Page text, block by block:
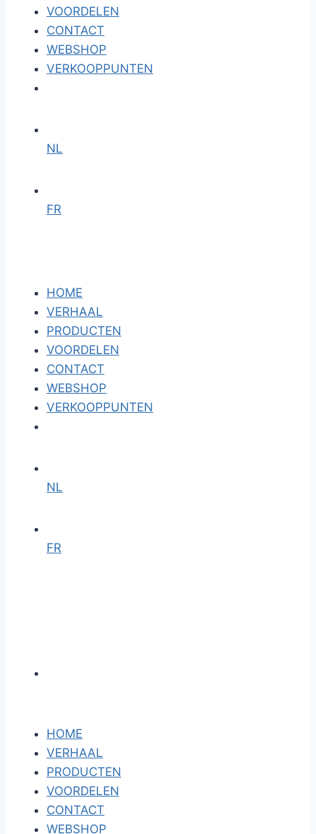
VOORDELEN
CONTACT
WEBSHOP
VERKOOPPUNTEN
NL
FR
HOME
VERHAAL
PRODUCTEN
VOORDELEN
CONTACT
WEBSHOP
VERKOOPPUNTEN
NL
FR
HOME
VERHAAL
PRODUCTEN
VOORDELEN
CONTACT
WEBSHOP